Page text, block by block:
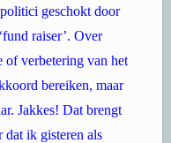
geschokt door
raiser’. Over
of verbetering van het
bereiken, maar
Jakkes! Dat brengt
dat ik gisteren als